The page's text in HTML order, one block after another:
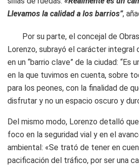
Llevamos la calidad a los barrios”,
Por su parte, el concejal de
Lorenzo, subrayó el carácter integral
en un “barrio clave” de la ciudad: “Es
en la que tuvimos en cuenta, sobre
para los peones, con la finalidad de
disfrutar y no un espacio oscuro y
Del mismo modo, Lorenzo detalló
foco en la seguridad vial y en el
ambiental: «Se trató de tener en
pacificación del tráfico, por ser una